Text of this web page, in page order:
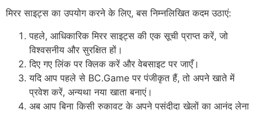
मिरर साइट्स का उपयोग करने के लिए, बस निम्नलिखित कदम उठाएं:
पहले, आधिकारिक मिरर साइट्स की एक सूची प्राप्त करें, जो
विश्वसनीय और सुरक्षित हों।
दिए गए लिंक पर क्लिक करें और वेबसाइट पर जाएँ।
यदि आप पहले से BC.Game पर पंजीकृत हैं, तो अपने खाते में
प्रवेश करें, अन्यथा नया खाता बनाएं।
अब आप बिना किसी रुकावट के अपने पसंदीदा खेलों का आनंद लेना